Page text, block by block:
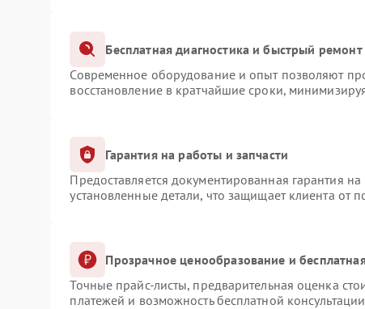
Бесплатная диагностика и быстрый ремонт
Современное оборудование и опыт позволяют
восстановление в кратчайшие сроки,
Гарантия на работы и запчасти
Предоставляется документированная гарантия
установленные детали, что защищает клиента от
Прозрачное ценообразование и
Точные прайс-листы, предварительная оценка
платежей и возможность бесплатной